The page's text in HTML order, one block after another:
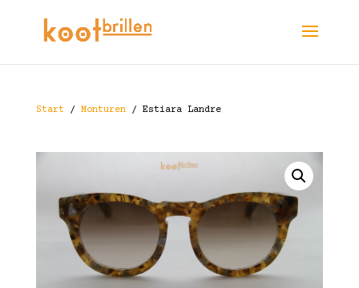
Start/ Monturen/ Estiara Landre